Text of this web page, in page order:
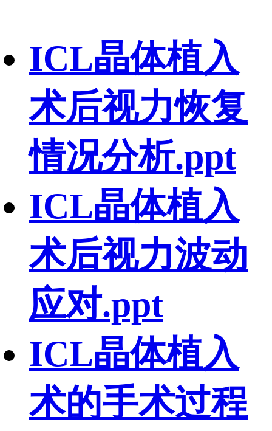
ICL晶体植入
术后视力恢复
情况分析.ppt
ICL晶体植入
术后视力波动
应对.ppt
ICL晶体植入
术的手术过程